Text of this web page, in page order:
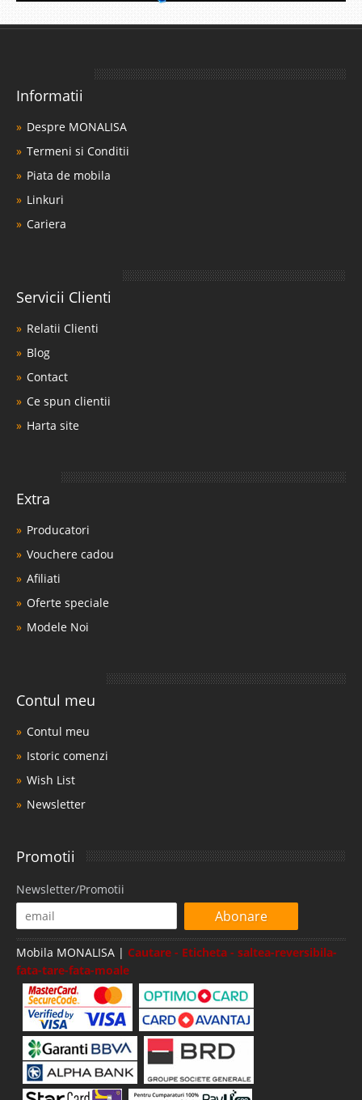
Informatii
Despre MONALISA
Termeni si Conditii
Piata de mobila
Linkuri
Cariera
Servicii Clienti
Relatii Clienti
Blog
Contact
Ce spun clientii
Harta site
Extra
Producatori
Vouchere cadou
Afiliati
Oferte speciale
Modele Noi
Contul meu
Contul meu
Istoric comenzi
Wish List
Newsletter
Promotii
Newsletter/Promotii
Abonare
Mobila MONALISA | Cautare - Eticheta - saltea-reversibila-
fata-tare-fata-moale